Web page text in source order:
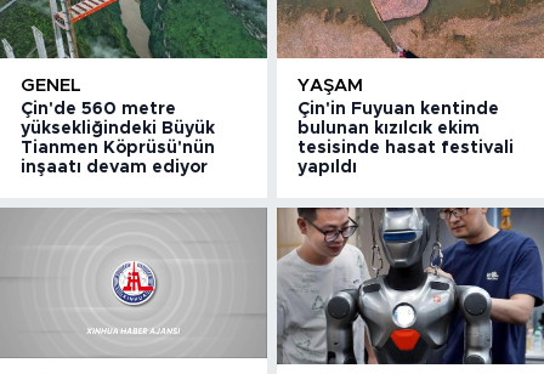
GENEL
Çin'de 560 metre
yüksekliğindeki Büyük
Tianmen Köprüsü'nün
inşaatı devam ediyor
YAŞAM
Çin'in Fuyuan kentinde
bulunan kızılcık ekim
tesisinde hasat festivali
yapıldı